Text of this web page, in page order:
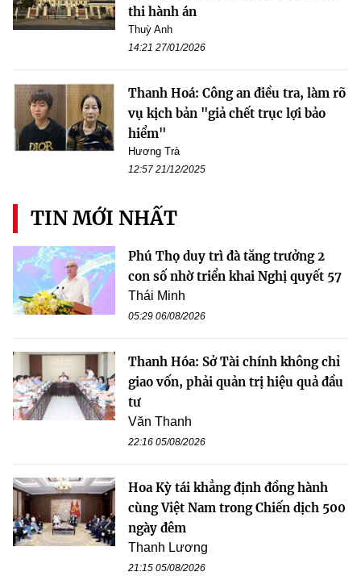
thi hành án
Thuỳ Anh
14:21 27/01/2026
Thanh Hoá: Công an điều tra, làm rõ
vụ kịch bản "giả chết trục lợi bảo
hiểm"
Hương Trà
12:57 21/12/2025
TIN MỚI NHẤT
Phú Thọ duy trì đà tăng trưởng 2
con số nhờ triển khai Nghị quyết 57
Thái Minh
05:29 06/08/2026
Thanh Hóa: Sở Tài chính không chỉ
giao vốn, phải quản trị hiệu quả đầu
tư
Văn Thanh
22:16 05/08/2026
Hoa Kỳ tái khẳng định đồng hành
cùng Việt Nam trong Chiến dịch 500
ngày đêm
Thanh Lương
21:15 05/08/2026